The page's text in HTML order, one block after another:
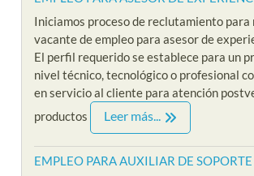
Iniciamos proceso de reclutamiento para
vacante de empleo para asesor de
El perfil requerido se establece para un
nivel técnico, tecnológico o profesional
en servicio al cliente para atención
productos
Leer más...
EMPLEO PARA AUXILIAR DE